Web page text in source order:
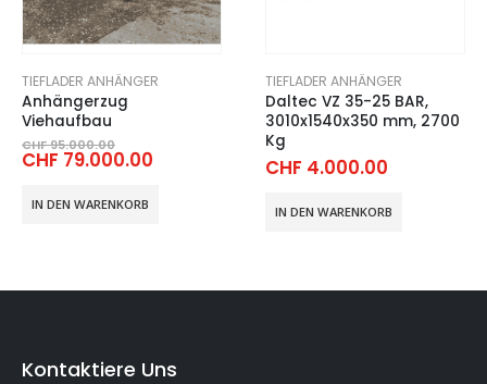
TIEFLADER ANHÄNGER
Daltec VZ 35-25 BAR,
3010x1540x350 mm, 2700
Kg
CHF4.000.00
IN DEN WARENKORB
TIEFLADER ANHÄNGER
Daltec VZ 26 BAR Alux,
2500x1250x350 mm, 1300
Kg
CHF2.800.00
IN DEN WARENKORB
Kontaktiere Uns